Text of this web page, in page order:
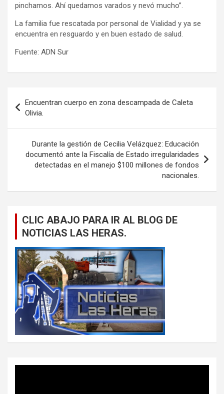
pinchamos. Ahí quedamos varados y nevó mucho”.
La familia fue rescatada por personal de Vialidad y ya se
encuentra en resguardo y en buen estado de salud.
Fuente: ADN Sur
de
entradas
Encuentran cuerpo en zona descampada de Caleta
Olivia.
Durante la gestión de Cecilia Velázquez: Educación
documentó ante la Fiscalía de Estado irregularidades
detectadas en el manejo $100 millones de fondos
nacionales.
CLIC ABAJO PARA IR AL BLOG DE
NOTICIAS LAS HERAS.